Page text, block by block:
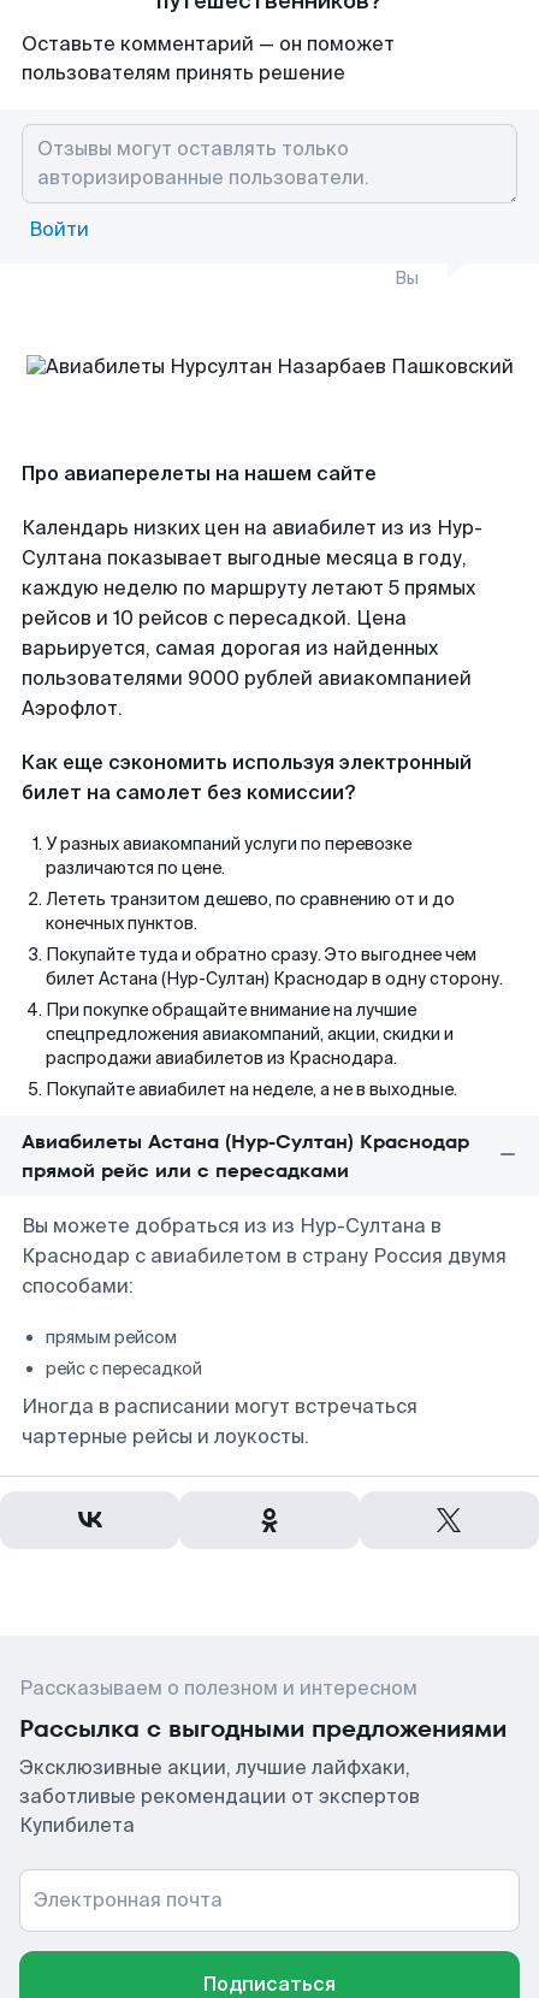
Оставьте комментарий — он поможет
пользователям принять решение
Войти
Вы
Про авиаперелеты на нашем сайте
Календарь низких цен на авиабилет из из Нур-
Султана показывает выгодные месяца в году,
каждую неделю по маршруту летают 5 прямых
рейсов и 10 рейсов с пересадкой. Цена
варьируется, самая дорогая из найденных
пользователями 9000 рублей авиакомпанией
Аэрофлот.
Как еще сэкономить используя электронный
билет на самолет без комиссии?
У разных авиакомпаний услуги по перевозке
различаются по цене.
Лететь транзитом дешево, по сравнению от и до
конечных пунктов.
Покупайте туда и обратно сразу. Это выгоднее чем
билет Астана (Нур-Султан) Краснодар в одну сторону.
При покупке обращайте внимание на лучшие
спецпредложения авиакомпаний, акции, скидки и
распродажи авиабилетов из Краснодара.
Покупайте авиабилет на неделе, а не в выходные.
Авиабилеты Астана (Нур-Султан) Краснодар
прямой рейс или с пересадками
Вы можете добраться из из Нур-Султана в
Краснодар с авиабилетом в страну Россия двумя
способами:
прямым рейсом
рейс с пересадкой
Иногда в расписании могут встречаться
чартерные рейсы и лоукосты.
Рассказываем о полезном и интересном
Рассылка с выгодными предложениями
Эксклюзивные акции, лучшие лайфхаки,
заботливые рекомендации от экспертов
Купибилета
Электронная почта
Подписаться